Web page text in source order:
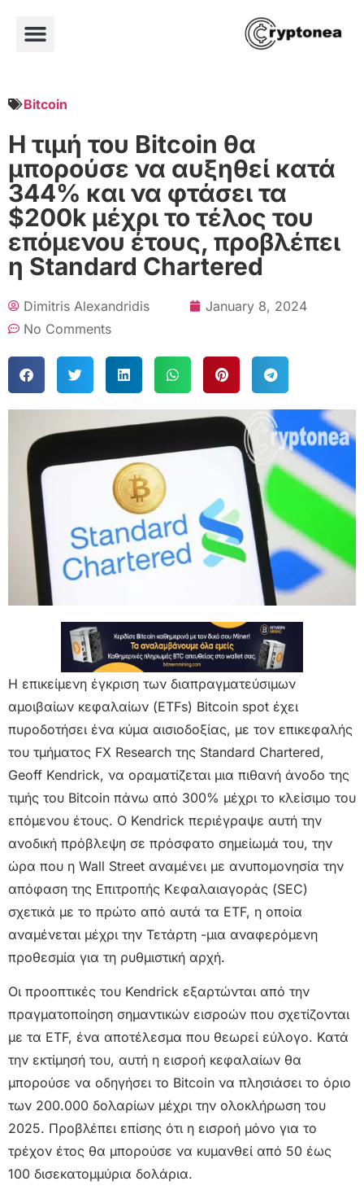
Bitcoin
Η τιμή του Bitcoin θα
μπορούσε να αυξηθεί κατά
344% και να φτάσει τα
$200k μέχρι το τέλος του
επόμενου έτους, προβλέπει
η Standard Chartered
Dimitris Alexandridis
January 8, 2024
No Comments
Η επικείμενη έγκριση των διαπραγματεύσιμων
αμοιβαίων κεφαλαίων (ETFs) Bitcoin spot έχει
πυροδοτήσει ένα κύμα αισιοδοξίας, με τον επικεφαλής
του τμήματος FX Research της Standard Chartered,
Geoff Kendrick, να οραματίζεται μια πιθανή άνοδο της
τιμής του Bitcoin πάνω από 300% μέχρι το κλείσιμο του
επόμενου έτους. Ο Kendrick περιέγραψε αυτή την
ανοδική πρόβλεψη σε πρόσφατο σημείωμά του, την
ώρα που η Wall Street αναμένει με ανυπομονησία την
απόφαση της Επιτροπής Κεφαλαιαγοράς (SEC)
σχετικά με το πρώτο από αυτά τα ETF, η οποία
αναμένεται μέχρι την Τετάρτη -μια αναφερόμενη
προθεσμία για τη ρυθμιστική αρχή.
Οι προοπτικές του Kendrick εξαρτώνται από την
πραγματοποίηση σημαντικών εισροών που σχετίζονται
με τα ETF, ένα αποτέλεσμα που θεωρεί εύλογο. Κατά
την εκτίμησή του, αυτή η εισροή κεφαλαίων θα
μπορούσε να οδηγήσει το Bitcoin να πλησιάσει το όριο
των 200.000 δολαρίων μέχρι την ολοκλήρωση του
2025. Προβλέπει επίσης ότι η εισροή μόνο για το
τρέχον έτος θα μπορούσε να κυμανθεί από 50 έως
100 δισεκατομμύρια δολάρια.